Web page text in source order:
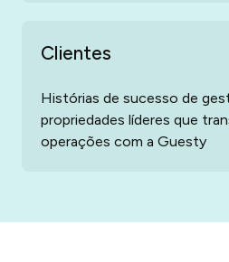
Clientes
Histórias de sucesso de
propriedades líderes que
operações com a Guesty